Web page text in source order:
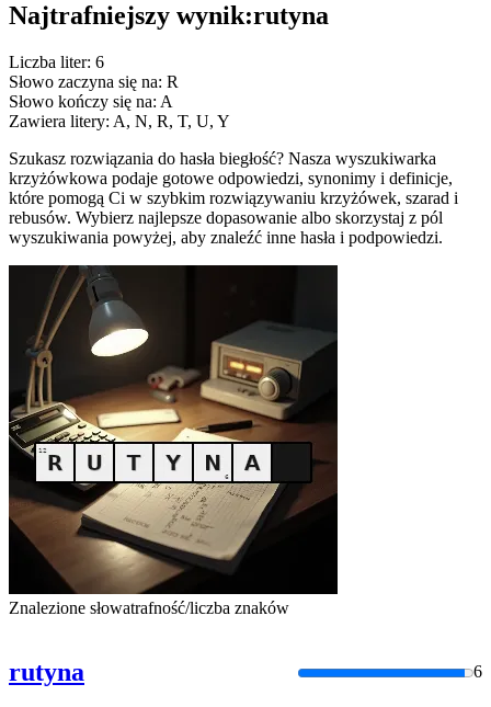
Najtrafniejszy wynik:rutyna
Liczba liter: 6
Słowo zaczyna się na: R
Słowo kończy się na: A
Zawiera litery: A, N, R, T, U, Y
Szukasz rozwiązania do hasła biegłość? Nasza wyszukiwarka
krzyżówkowa podaje gotowe odpowiedzi, synonimy i definicje,
które pomogą Ci w szybkim rozwiązywaniu krzyżówek, szarad i
rebusów. Wybierz najlepsze dopasowanie albo skorzystaj z pól
wyszukiwania powyżej, aby znaleźć inne hasła i podpowiedzi.
Znalezione słowatrafność/liczba znaków
rutyna 6